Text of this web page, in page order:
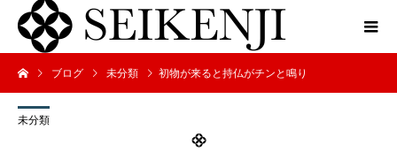
ブログ 未分類 初物が来ると持仏がチンと鳴り
未分類